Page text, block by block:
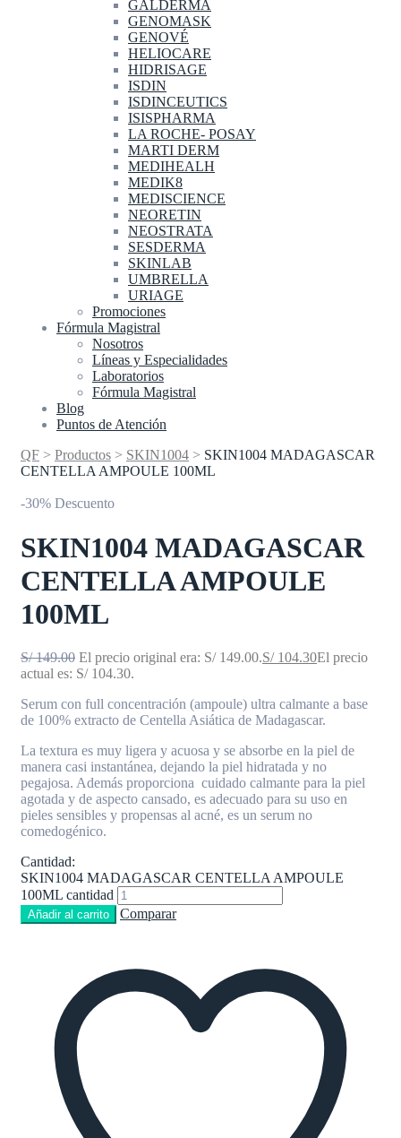
GALDERMA
GENOMASK
GENOVÉ
HELIOCARE
HIDRISAGE
ISDIN
ISDINCEUTICS
ISISPHARMA
LA ROCHE- POSAY
MARTI DERM
MEDIHEALH
MEDIK8
MEDISCIENCE
NEORETIN
NEOSTRATA
SESDERMA
SKINLAB
UMBRELLA
URIAGE
Promociones
Fórmula Magistral
Nosotros
Líneas y Especialidades
Laboratorios
Fórmula Magistral
Blog
Puntos de Atención
QF > Productos > SKIN1004 > SKIN1004 MADAGASCAR
CENTELLA AMPOULE 100ML
-30% Descuento
SKIN1004 MADAGASCAR
CENTELLA AMPOULE
100ML
S/149.00 El precio original era: S/ 149.00.S/104.30El precio
actual es: S/ 104.30.
Serum con full concentración (ampoule) ultra calmante a base
de 100% extracto de Centella Asiática de Madagascar.
La textura es muy ligera y acuosa y se absorbe en la piel de
manera casi instantánea, dejando la piel hidratada y no
pegajosa. Además proporciona cuidado calmante para la piel
agotada y de aspecto cansado, es adecuado para su uso en
pieles sensibles y propensas al acné, es un serum no
comedogénico.
Cantidad:
SKIN1004 MADAGASCAR CENTELLA AMPOULE
100ML cantidad
Añadir al carrito Comparar